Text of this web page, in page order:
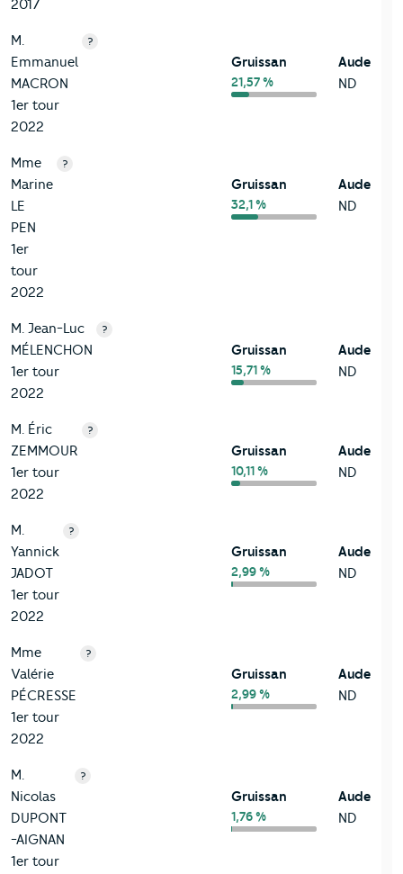
2017
M.
Emmanuel
MACRON
1er tour
2022
?
Gruissan
21,57 %
Aude
ND
Mme
Marine
LE
PEN
1er
tour
2022
?
Gruissan
32,1 %
Aude
ND
M. Jean-Luc
MÉLENCHON
1er tour
2022
?
Gruissan
15,71 %
Aude
ND
M. Éric
ZEMMOUR
1er tour
2022
?
Gruissan
10,11 %
Aude
ND
M.
Yannick
JADOT
1er tour
2022
?
Gruissan
2,99 %
Aude
ND
Mme
Valérie
PÉCRESSE
1er tour
2022
?
Gruissan
2,99 %
Aude
ND
M.
Nicolas
DUPONT
-AIGNAN
1er tour
?
Gruissan
1,76 %
Aude
ND